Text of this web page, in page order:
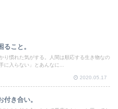
ること。
り慣れた気がする。人間は順応する生き物なの
に入らない」とあんなに...
2020.05.17
付き合い。